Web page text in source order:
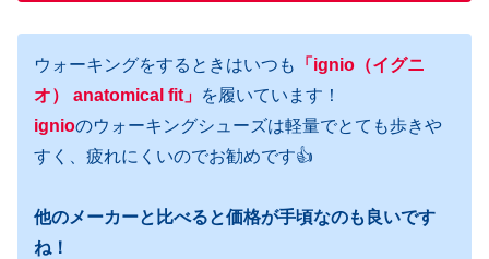
ウォーキングをするときはいつも 「ignio （イグニ
オ） anatomical fit」 を履いています！
ignioのウォーキングシューズは軽量でとても歩きや
すく、疲れにくいのでお勧めです👍
他のメーカーと比べると価格が手頃なのも良いです
ね！